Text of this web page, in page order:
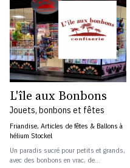
L'île aux Bonbons
Jouets, bonbons et fêtes
Friandise, Articles de fêtes & Ballons à
hélium Stockel
Un paradis sucré pour petits et grands,
avec des bonbons en vrac, de...